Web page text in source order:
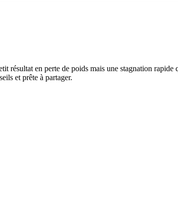
résultat en perte de poids mais une stagnation
et prête à partager.